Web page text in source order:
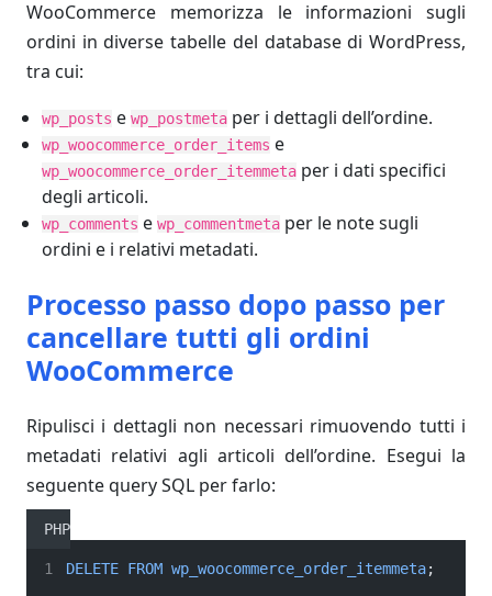
WooCommerce memorizza le informazioni sugli
ordini in diverse tabelle del database di WordPress,
tra cui:
wp_posts ewp_postmeta per i dettagli dell’ordine.
wp_woocommerce_order_items e
wp_woocommerce_order_itemmeta per i dati specifici
degli articoli.
wp_comments ewp_commentmeta per le note sugli
ordini e i relativi metadati.
Processo passo dopo passo per
cancellare tutti gli ordini
WooCommerce
Ripulisci i dettagli non necessari rimuovendo tutti i
metadati relativi agli articoli dell’ordine. Esegui la
seguente query SQL per farlo:
PHP
DELETE FROM wp_woocommerce_order_itemmeta;